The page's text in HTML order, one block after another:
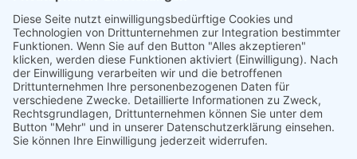
Die Familien der Kirchengemeinde
Wybelsum (1724 - 1900) - Download -
0,00